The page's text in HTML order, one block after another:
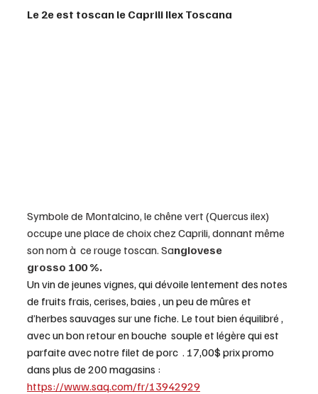
Le 2e est toscan le Caprili Ilex Toscana
Symbole de Montalcino, le chêne vert (Quercus ilex)
occupe une place de choix chez Caprili, donnant même
son nom à  ce rouge toscan. Sangiovese
grosso 100 %.
Un vin de jeunes vignes, qui dévoile lentement des notes
de fruits frais, cerises, baies , un peu de mûres et
d’herbes sauvages sur une fiche. Le tout bien équilibré ,
avec un bon retour en bouche  souple et légère qui est
parfaite avec notre filet de porc  . 17,00$ prix promo
dans plus de 200 magasins :
https://www.saq.com/fr/13942929